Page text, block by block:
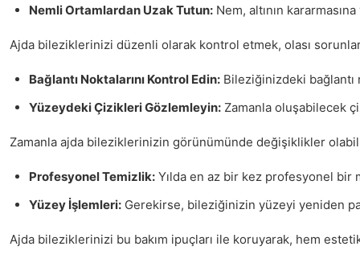
Nemli Ortamlardan Uzak Tutun: Nem, altının
Ajda bileziklerinizi düzenli olarak kontrol etmek, olası
Bağlantı Noktalarını Kontrol Edin: Bileziğinizdeki bağlantı
Yüzeydeki Çizikleri Gözlemleyin: Zamanla oluşabilecek
Zamanla ajda bileziklerinizin görünümünde değişiklikler
Profesyonel Temizlik: Yılda en az bir kez profesyonel
Yüzey İşlemleri: Gerekirse, bileziğinizin yüzeyi yeniden
Ajda bileziklerinizi bu bakım ipuçları ile koruyarak, hem